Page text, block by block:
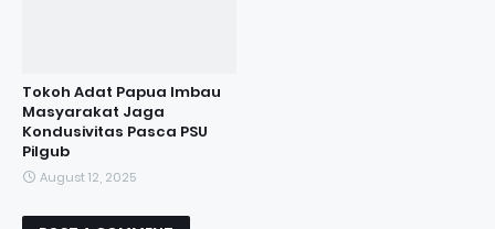
Tokoh Adat Papua Imbau
Masyarakat Jaga
Kondusivitas Pasca PSU
Pilgub
August 12, 2025